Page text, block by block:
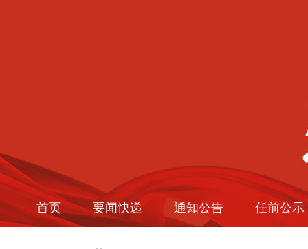
首页 要闻快递 通知公告 任前公示